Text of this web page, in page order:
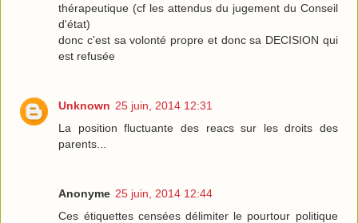
thérapeutique (cf les attendus du jugement du Conseil
d'état)
donc c'est sa volonté propre et donc sa DECISION qui
est refusée
Unknown 25 juin, 2014 12:31
La position fluctuante des reacs sur les droits des
parents...
Anonyme 25 juin, 2014 12:44
Ces étiquettes censées délimiter le pourtour politique